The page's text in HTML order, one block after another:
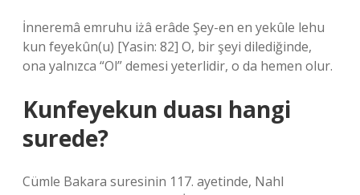
İnneremâ emruhu iżâ erâde Şey-en en yekûle lehu
kun feyekûn(u) [Yasin: 82] O, bir şeyi dilediğinde,
ona yalnızca “Ol” demesi yeterlidir, o da hemen olur.
Kunfeyekun duası hangi
surede?
Cümle Bakara suresinin 117. ayetinde, Nahl